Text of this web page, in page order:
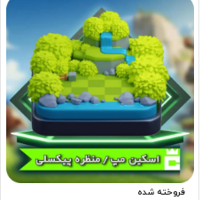
فروخته شده